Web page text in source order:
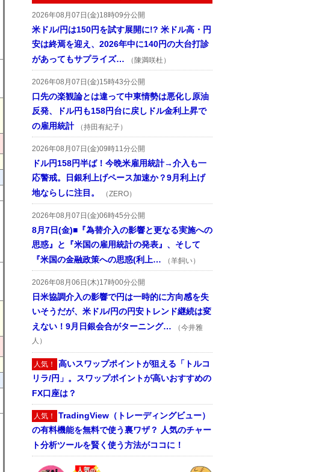
2026年08月07日(金)18時09分公開
米ドル/円は150円を試す展開に!? 米ドル高・円
安は終焉を迎え、2026年中に140円の大台打診
があってもサプライズ…
（陳満咲杜）
2026年08月07日(金)15時43分公開
口先の楽観論とは違って中東情勢は悪化し原油
反発、ドル円も158円台に戻しドル金利上昇で
の雇用統計
（持田有紀子）
2026年08月07日(金)09時11分公開
ドル円158円半ば！今晩米雇用統計→介入も一
応警戒。日銀利上げペース加速か？9月利上げ
地ならしに注目。
（ZERO）
2026年08月07日(金)06時45分公開
8月7日(金)■『為替介入の影響と更なる実施への
思惑』と『米国の雇用統計の発表』、そして
『米国の金融政策への思惑(利上…
（羊飼い）
2026年08月06日(木)17時00分公開
日米協調介入の影響で円は一時的に方向感を失
いそうだが、米ドル/円の円安トレンド継続は変
えない！9月日銀会合がターニング…
（今井雅
人）
人気！ 高いスワップポイントが狙える「トルコ
リラ/円」。スワップポイントが高いおすすめの
FX口座は？
人気！ TradingView（トレーディングビュー）
の有料機能を無料で使う裏ワザ？ 人気のチャー
ト分析ツールを賢く使う方法がココに！